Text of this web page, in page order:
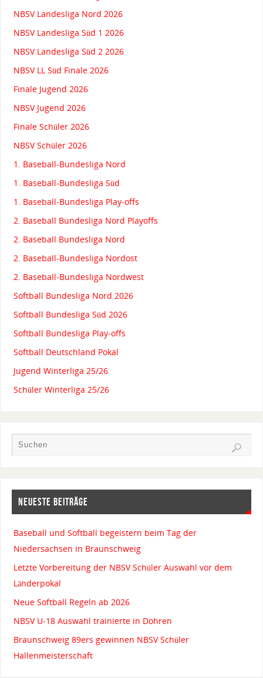
NBSV Landesliga Nord 2026
NBSV Landesliga Süd 1 2026
NBSV Landesliga Süd 2 2026
NBSV LL Süd Finale 2026
Finale Jugend 2026
NBSV Jugend 2026
Finale Schüler 2026
NBSV Schüler 2026
1. Baseball-Bundesliga Nord
1. Baseball-Bundesliga Süd
1. Baseball-Bundesliga Play-offs
2. Baseball Bundesliga Nord Playoffs
2. Baseball Bundesliga Nord
2. Baseball-Bundesliga Nordost
2. Baseball-Bundesliga Nordwest
Softball Bundesliga Nord 2026
Softball Bundesliga Süd 2026
Softball Bundesliga Play-offs
Softball Deutschland Pokal
Jugend Winterliga 25/26
Schüler Winterliga 25/26
NEUESTE BEITRÄGE
Baseball und Softball begeistern beim Tag der
Niedersachsen in Braunschweig
Letzte Vorbereitung der NBSV Schüler Auswahl vor dem
Länderpokal
Neue Softball Regeln ab 2026
NBSV U-18 Auswahl trainierte in Dohren
Braunschweig 89ers gewinnen NBSV Schüler
Hallenmeisterschaft